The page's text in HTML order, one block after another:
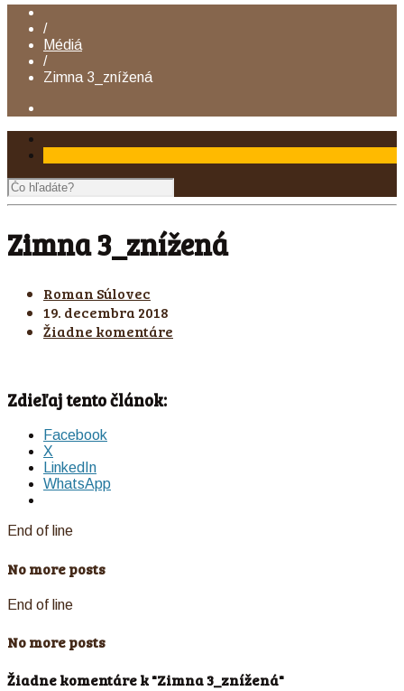
/
Médiá
/
Zimna 3_znížená
Zimna 3_znížená
Roman Súlovec
19. decembra 2018
Žiadne komentáre
Zdieľaj tento článok:
Facebook
X
LinkedIn
WhatsApp
End of line
No more posts
End of line
No more posts
Žiadne komentáre k "Zimna 3_znížená"